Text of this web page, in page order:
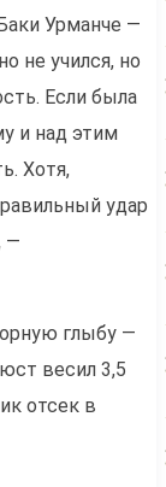
Урманче —
не учился, но
Если была
и над этим
Хотя,
удар
—
глыбу —
весил 3,5
отсек в